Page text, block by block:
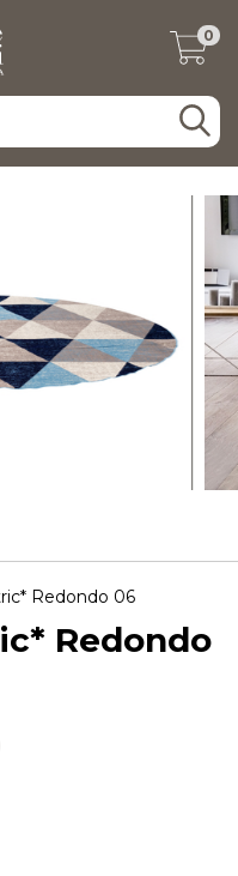
0
Redondo 06
Redondo